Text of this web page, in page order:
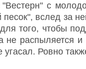
"Вестерн" с
песок", вслед за
того, чтобы
не распыляется и
угасал. Ровно